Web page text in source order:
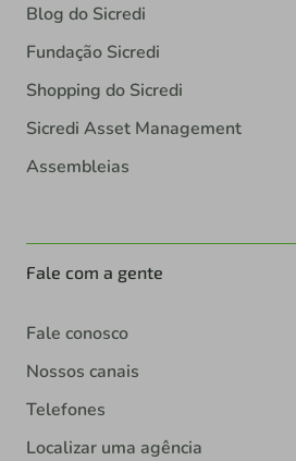
Blog do Sicredi
Fundação Sicredi
Shopping do Sicredi
Sicredi Asset Management
Assembleias
Fale com a gente
Fale conosco
Nossos canais
Telefones
Localizar uma agência